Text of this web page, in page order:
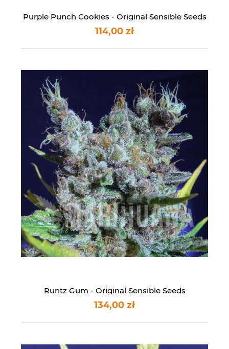
Purple Punch Cookies - Original Sensible Seeds
114,00 zł
Runtz Gum - Original Sensible Seeds
134,00 zł